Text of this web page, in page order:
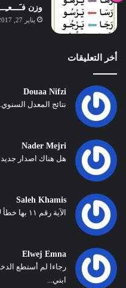
وزن
يناير 27, 2017
أخر التعليقات
Douaa Nifzi
نتائج المعدل السنوي...
Nader Mejri
هل هناك اصدار جديد
Saleh Khamis
الآية رقم ١١ بها خطأ لا تَسْمَعُ فِيها لاغِيَةً لقد ضمت التا...
Elwej Emna
رجاءا لم أستطع
ابني...